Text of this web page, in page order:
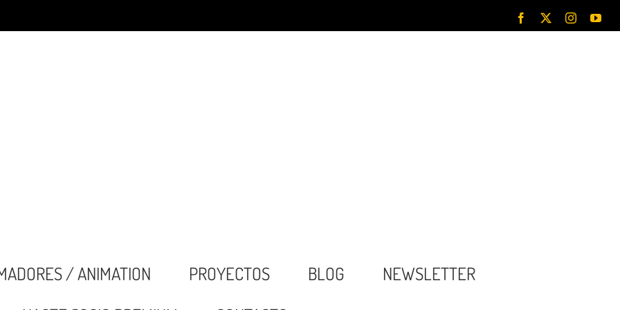
Facebook Instagram
/ ANIMATION PROYECTOS BLOG
NEWSLETTER